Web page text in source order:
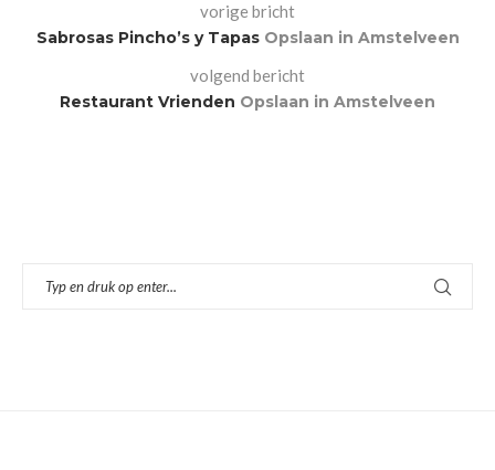
vorige bricht
Sabrosas Pincho’s y Tapas Opslaan in Amstelveen
volgend bericht
Restaurant Vrienden Opslaan in Amstelveen